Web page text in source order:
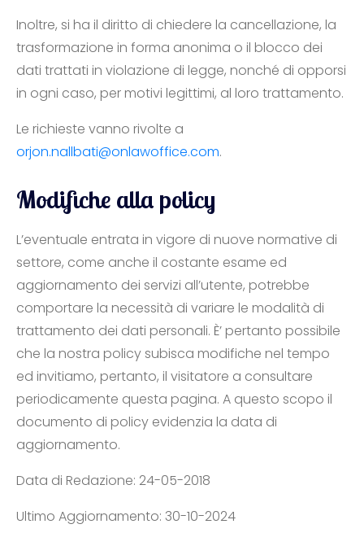
Inoltre, si ha il diritto di chiedere la cancellazione, la
trasformazione in forma anonima o il blocco dei
dati trattati in violazione di legge, nonché di opporsi
in ogni caso, per motivi legittimi, al loro trattamento.
Le richieste vanno rivolte a
orjon.nallbati@onlawoffice.com.
Modifiche alla policy
L’eventuale entrata in vigore di nuove normative di
settore, come anche il costante esame ed
aggiornamento dei servizi all’utente, potrebbe
comportare la necessità di variare le modalità di
trattamento dei dati personali. È’ pertanto possibile
che la nostra policy subisca modifiche nel tempo
ed invitiamo, pertanto, il visitatore a consultare
periodicamente questa pagina. A questo scopo il
documento di policy evidenzia la data di
aggiornamento.
Data di Redazione: 24-05-2018
Ultimo Aggiornamento: 30-10-2024